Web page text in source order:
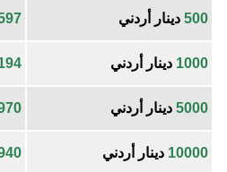
500 دينار أردني
1000 دينار أردني
5000 دينار أردني
10000 دينار أردني